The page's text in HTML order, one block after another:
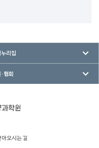
누리집
협회
아오시는 길